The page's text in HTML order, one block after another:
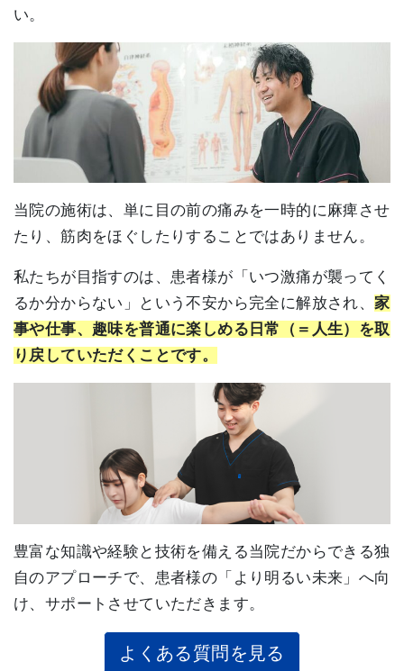
い。
当院の施術は、単に目の前の痛みを一時的に麻痺させ
たり、筋肉をほぐしたりすることではありません。
私たちが目指すのは、患者様が「いつ激痛が襲ってく
るか分からない」という不安から完全に解放され、家
事や仕事、趣味を普通に楽しめる日常（＝人生）を取
り戻していただくことです。
豊富な知識や経験と技術を備える当院だからできる独
自のアプローチで、患者様の「より明るい未来」へ向
け、サポートさせていただきます。
よくある質問を見る